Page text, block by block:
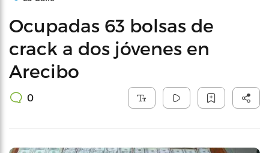
Ocupadas 63 bolsas de
crack a dos jóvenes en
Arecibo
0